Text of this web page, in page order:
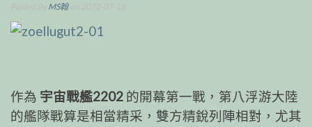
MS翰on 2022-07-18
作為 宇宙戰艦2202 的開幕第一戰，第八浮游大陸
的艦隊戰算是相當精采，雙方精銳列陣相對，尤其